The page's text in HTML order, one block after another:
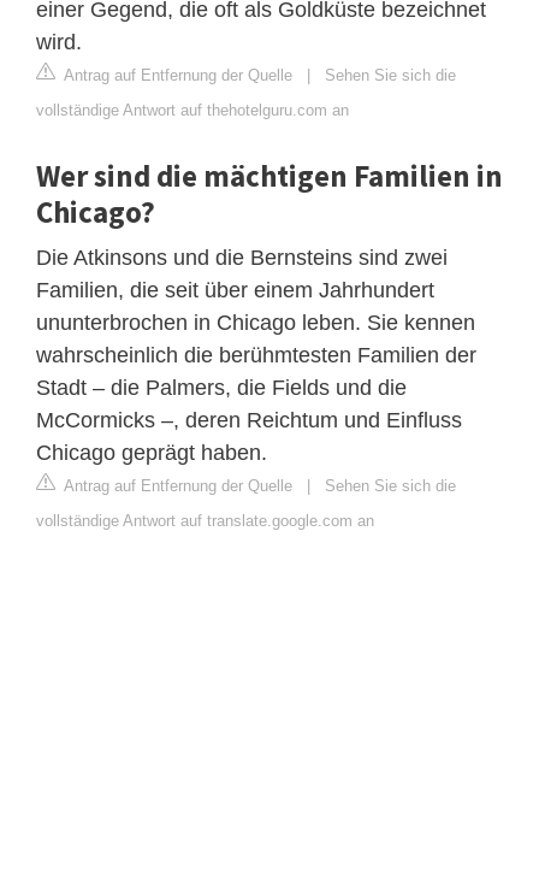
einer Gegend, die oft als Goldküste bezeichnet
wird.
Antrag auf Entfernung der Quelle | Sehen Sie sich die
vollständige Antwort auf thehotelguru.com an
Wer sind die mächtigen Familien in
Chicago?
Die Atkinsons und die Bernsteins sind zwei
Familien, die seit über einem Jahrhundert
ununterbrochen in Chicago leben. Sie kennen
wahrscheinlich die berühmtesten Familien der
Stadt – die Palmers, die Fields und die
McCormicks –, deren Reichtum und Einfluss
Chicago geprägt haben.
Antrag auf Entfernung der Quelle | Sehen Sie sich die
vollständige Antwort auf translate.google.com an